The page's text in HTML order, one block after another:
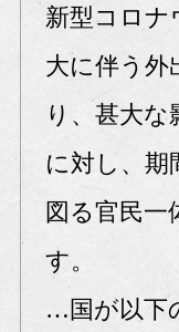
新型コロナ
大に伴う外
り、甚大
に対し、期
図る官民
す。
…国が以下